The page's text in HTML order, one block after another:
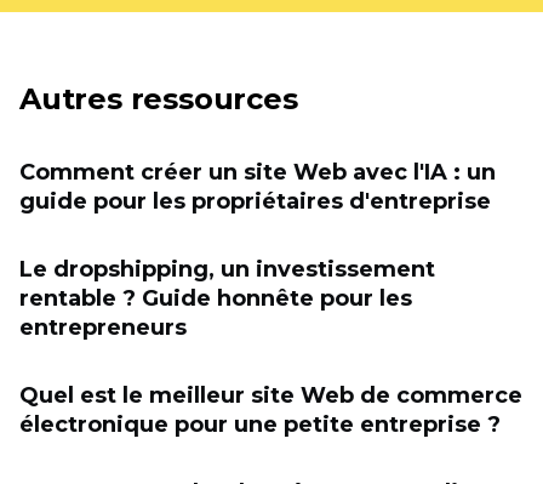
Autres ressources
Comment créer un site Web avec l'IA : un
guide pour les propriétaires d'entreprise
Le dropshipping, un investissement
rentable ? Guide honnête pour les
entrepreneurs
Quel est le meilleur site Web de commerce
électronique pour une petite entreprise ?